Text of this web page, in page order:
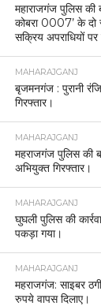
महाराजगंज पुलिस की
कोबरा 0007’ के दो
सक्रिय अपराधियों
MAHARAJGANJ
बृजमनगंज : पुरानी
गिरफ्तार।
MAHARAJGANJ
महराजगंज पुलिस की
अभियुक्त गिरफ्तार।
MAHARAJGANJ
घुघली पुलिस की
पकड़ा गया।
MAHARAJGANJ
महराजगंज: साइबर
रुपये वापस दिलाए।